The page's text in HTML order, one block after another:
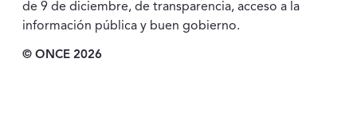
de 9 de diciembre, de transparencia, acceso a la
información pública y buen gobierno.
© ONCE 2026